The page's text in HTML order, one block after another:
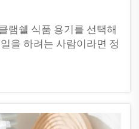
램쉘 식품 용기를 선택해
을 하려는 사람이라면 정
일반 플라스틱처럼 분해
으며, 수백 년에서 수천 년
있습니다...